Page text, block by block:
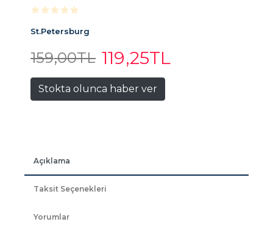
St.Petersburg
159,00TL 119,25TL
Stokta olunca haber ver
Açıklama
Taksit Seçenekleri
Yorumlar